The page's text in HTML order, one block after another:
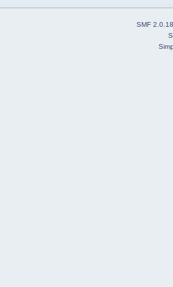
SMF 2.0.18